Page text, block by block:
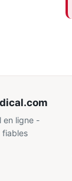
.com
en ligne -
fiables